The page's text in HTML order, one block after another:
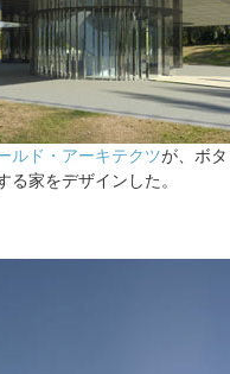
ルド・アーキテクツが、ボ
る家をデザインした。